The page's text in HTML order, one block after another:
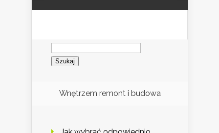
Szukaj:
Wnętrzem remont i budowa